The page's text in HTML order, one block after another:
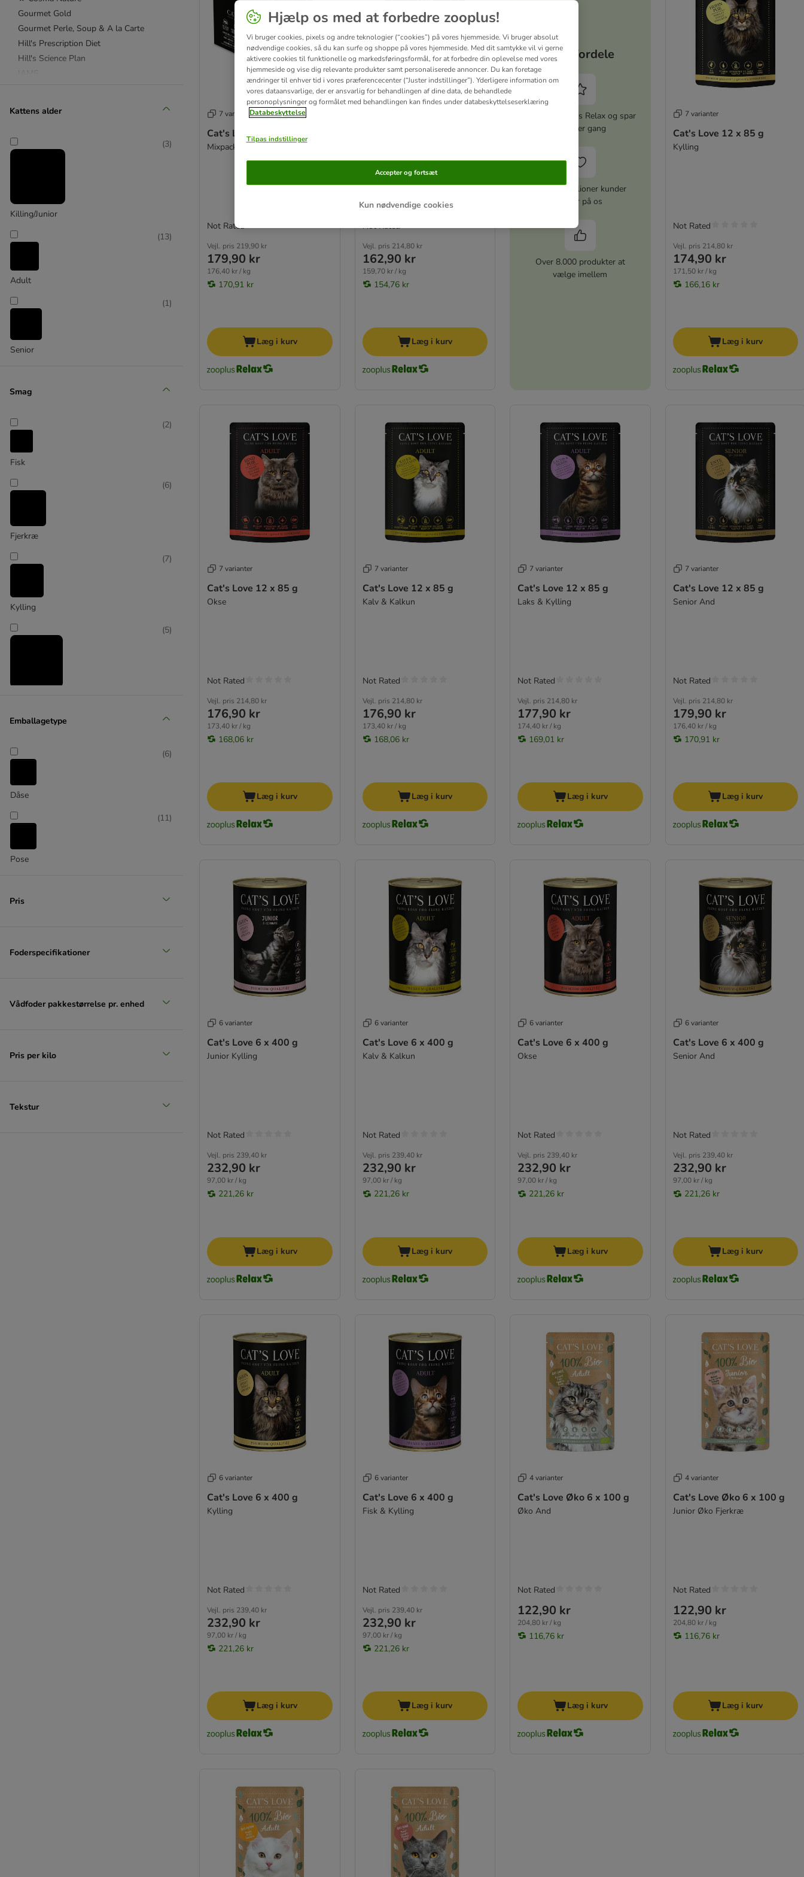
Gourmet Gold
Gourmet Perle, Soup & A la Carte
Hill's Prescription Diet
Hill's Science Plan
Sheba
Advance
Almo Nature
animonda Carny/Rafiné
animonda Vom Feinsten
Brekkies
Butcher's
★ Catessy
catz finefood
★ Concept for Life
★ Concept for Life Veterinary Diet
Dolina Noteci
Encore
Eukanuba
★ Feringa
GranataPet
Green Petfood
James Wellbeloved
JosiCat
Leonardo
Lily's Kitchen
MAC's
MERA
My Star
Perfect Fit
PURINA ONE
★ Rosie's Farm
Schmusy
Kattens alder
Killing/Junior
(3)
Adult
(13)
Senior
(1)
Smag
Fisk
(2)
Fjerkræ
(6)
Kylling
(7)
(5)
Emballagetype
Dåse
(6)
Pose
(11)
Pris
Foderspecifikationer
Vådfoder pakkestørrelse pr. enhed
Pris per kilo
Tekstur
7 varianter
Cat's Love 12 x 85 g
Mixpack
Vejl. pris 219,90 kr
179,90 kr
176,40 kr / kg
170,91 kr
Not Rated
Læg i kurv
Vejl. pris 214,80 kr
162,90 kr
159,70 kr / kg
154,76 kr
Not Rated
Læg i kurv
Dine fordele
Aktiver zooplus Relax og spar
5% hver gang
Over 10 millioner kunder
stoler på os
Over 8.000 produkter at
vælge imellem
7 varianter
Cat's Love 12 x 85 g
Kylling
Vejl. pris 214,80 kr
174,90 kr
171,50 kr / kg
166,16 kr
Not Rated
Læg i kurv
7 varianter
Cat's Love 12 x 85 g
Okse
Vejl. pris 214,80 kr
176,90 kr
173,40 kr / kg
168,06 kr
Not Rated
Læg i kurv
7 varianter
Cat's Love 12 x 85 g
Kalv & Kalkun
Vejl. pris 214,80 kr
176,90 kr
173,40 kr / kg
168,06 kr
Not Rated
Læg i kurv
7 varianter
Cat's Love 12 x 85 g
Laks & Kylling
Vejl. pris 214,80 kr
177,90 kr
174,40 kr / kg
169,01 kr
Not Rated
Læg i kurv
7 varianter
Cat's Love 12 x 85 g
Senior And
Vejl. pris 214,80 kr
179,90 kr
176,40 kr / kg
170,91 kr
Not Rated
Læg i kurv
6 varianter
Cat's Love 6 x 400 g
Junior Kylling
Vejl. pris 239,40 kr
232,90 kr
97,00 kr / kg
221,26 kr
Not Rated
Læg i kurv
6 varianter
Cat's Love 6 x 400 g
Kalv & Kalkun
Vejl. pris 239,40 kr
232,90 kr
97,00 kr / kg
221,26 kr
Not Rated
Læg i kurv
6 varianter
Cat's Love 6 x 400 g
Okse
Vejl. pris 239,40 kr
232,90 kr
97,00 kr / kg
221,26 kr
Not Rated
Læg i kurv
6 varianter
Cat's Love 6 x 400 g
Senior And
Vejl. pris 239,40 kr
232,90 kr
97,00 kr / kg
221,26 kr
Not Rated
Læg i kurv
6 varianter
Cat's Love 6 x 400 g
Kylling
Vejl. pris 239,40 kr
232,90 kr
97,00 kr / kg
221,26 kr
Not Rated
Læg i kurv
6 varianter
Cat's Love 6 x 400 g
Fisk & Kylling
Vejl. pris 239,40 kr
232,90 kr
97,00 kr / kg
221,26 kr
Not Rated
Læg i kurv
4 varianter
Cat's Love Øko 6 x 100 g
Øko And
122,90 kr
204,80 kr / kg
116,76 kr
Not Rated
Læg i kurv
4 varianter
Cat's Love Øko 6 x 100 g
Junior Øko Fjerkræ
122,90 kr
204,80 kr / kg
116,76 kr
Not Rated
Læg i kurv
Hjælp os med at forbedre zooplus!
Vi bruger cookies, pixels og andre teknologier (“cookies”) på vores hjemmeside. Vi bruger absolut
nødvendige cookies, så du kan surfe og shoppe på vores hjemmeside. Med dit samtykke vil vi gerne
aktivere cookies til funktionelle og markedsføringsformål, for at forbedre din oplevelse med vores
hjemmeside og vise dig relevante produkter samt personaliserede annoncer. Du kan foretage
ændringer til enhver tid i vores præferencecenter (“Juster indstillinger”). Yderligere information om
vores dataansvarlige, der er ansvarlig for behandlingen af ​​dine data, de behandlede
personoplysninger og formålet med behandlingen kan findes under databeskyttelseserklæring
Databeskyttelse
Tilpas indstillinger
Kun nødvendige cookies
Accepter og fortsæt